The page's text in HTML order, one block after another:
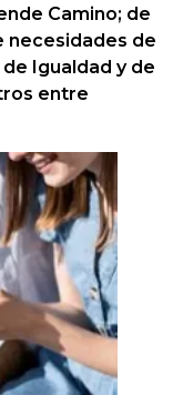
Camino; de
necesidades de
Igualdad y de
entre